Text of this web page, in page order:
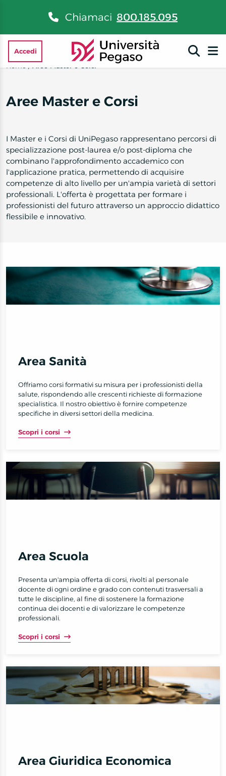
Chiamaci 800.185.095
Accedi
Aree Master e Corsi
I Master e i Corsi di UniPegaso rappresentano percorsi di
specializzazione post-laurea e/o post-diploma che
combinano l'approfondimento accademico con
l'applicazione pratica, permettendo di acquisire
competenze di alto livello per un'ampia varietà di settori
professionali. L'offerta è progettata per formare i
professionisti del futuro attraverso un approccio didattico
flessibile e innovativo.
Area Sanità
Offriamo corsi formativi su misura per i professionisti della
salute, rispondendo alle crescenti richieste di formazione
specialistica. Il nostro obiettivo è fornire competenze
specifiche in diversi settori della medicina.
Scopri i corsi
Area Scuola
Presenta un'ampia offerta di corsi, rivolti al personale
docente di ogni ordine e grado con contenuti trasversali a
tutte le discipline, al fine di sostenere la formazione
continua dei docenti e di valorizzare le competenze
professionali.
Scopri i corsi
Area Giuridica Economica